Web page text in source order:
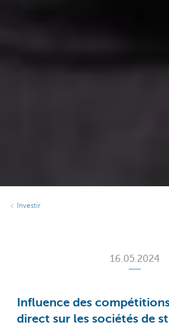
Investir
16.05.2024
Influence des
direct sur les sociétés de